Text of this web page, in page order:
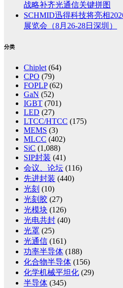
战略补齐光通信关键拼图
SCHMID迅得科技将亮相
展览会（8月26-28日深圳）
分类
Chiplet (64)
CPO (79)
FOPLP(62)
GaN (52)
IGBT (701)
LED (27)
LTCC/HTCC (175)
MEMS (3)
MLCC (402)
SiC (1,088)
SIP封装 (41)
会议、论坛 (116)
先进封装 (440)
光刻 (10)
光刻胶 (27)
光模块 (126)
光电共封 (40)
光罩 (25)
光通信 (161)
功率半导体 (188)
化合物半导体 (156)
化学机械平坦化 (29)
半导体 (345)